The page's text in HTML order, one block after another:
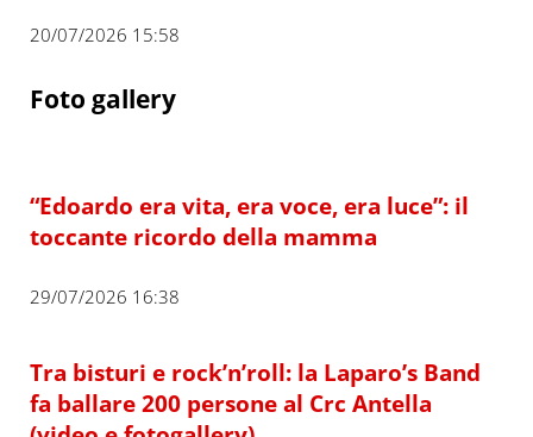
20/07/2026 15:58
Foto gallery
“Edoardo era vita, era voce, era luce”: il
toccante ricordo della mamma
29/07/2026 16:38
Tra bisturi e rock’n’roll: la Laparo’s Band
fa ballare 200 persone al Crc Antella